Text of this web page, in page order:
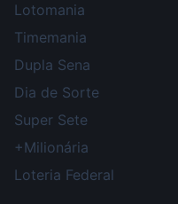
Lotomania
Timemania
Dupla Sena
Dia de Sorte
Super Sete
+Milionária
Loteria Federal